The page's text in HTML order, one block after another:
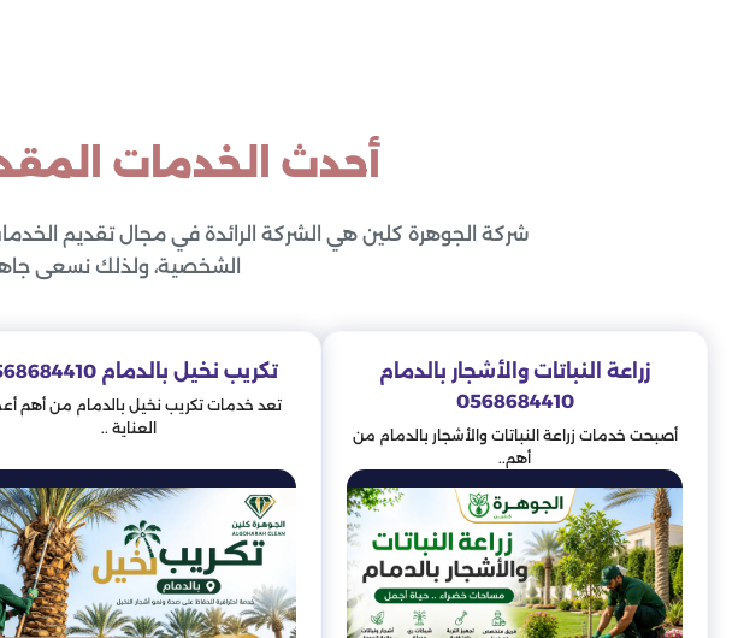
أحدث الخدمات
شركة الجوهرة كلين هي الشركة الرائدة في مجال تقديم
الشخصية، ولذلك نسعى
زراعة النباتات والأشجار بالدمام
0568684410
أصبحت خدمات زراعة النباتات والأشجار بالدمام من
أهم..
تكريب نخيل بالدمام 0568684410
تعد خدمات تكريب نخيل بالدمام من أهم
العناية ..